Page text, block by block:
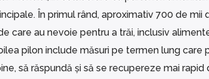
În primul rând, aproximativ 700 de mii
care au nevoie pentru a trăi, inclusiv
pilon include măsuri pe termen lung
să răspundă și să se recupereze mai rapid